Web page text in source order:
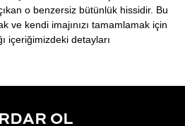
o benzersiz bütünlük hissidir. Bu
ve kendi imajınızı tamamlamak için
içeriğimizdeki detayları
OL